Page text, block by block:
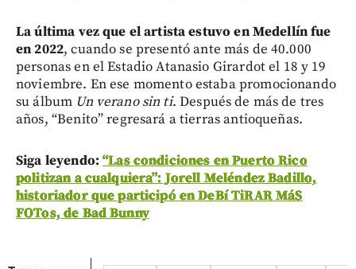
La última vez que el artista estuvo en Medellín fue
en 2022, cuando se presentó ante más de 40.000
personas en el Estadio Atanasio Girardot el 18 y 19
noviembre. En ese momento estaba promocionando
su álbum Un verano sin ti. Después de más de tres
años, “Benito” regresará a tierras antioqueñas.
Siga leyendo:“Las condiciones en Puerto Rico
politizan a cualquiera”: Jorell Meléndez Badillo,
historiador que participó en DeBí TiRAR MáS
FOTos, de Bad Bunny